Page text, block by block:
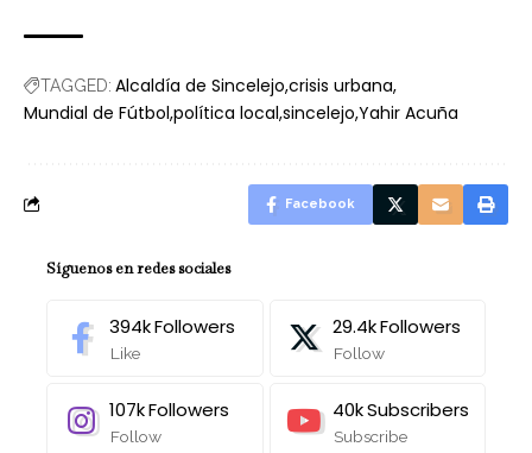
TAGGED: Alcaldía de Sincelejo crisis urbana
Mundial de Fútbol política local sincelejo Yahir Acuña
Facebook
Síguenos en redes sociales
394kFollowers
Like
29.4kFollowers
Follow
107kFollowers
Follow
40kSubscribers
Subscribe